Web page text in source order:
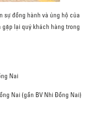
sự đồng hành và ủng hộ của
lại quý khách hàng trong
Nai
Nai (gần BV Nhi Đồng Nai)